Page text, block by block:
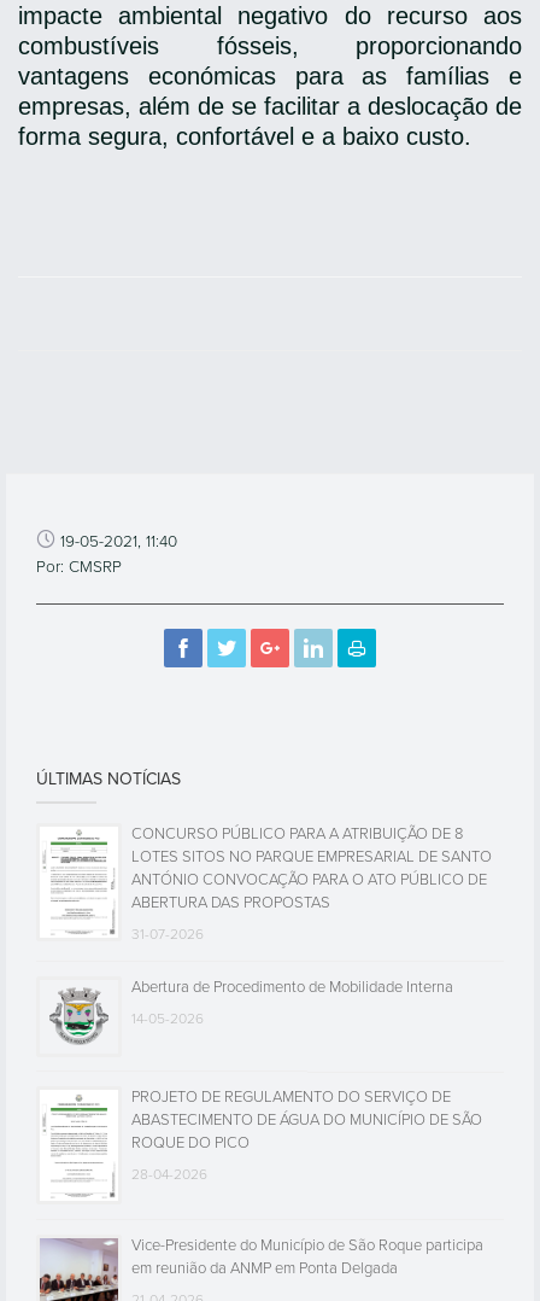
impacte ambiental negativo do recurso aos
combustíveis fósseis, proporcionando
vantagens económicas para as famílias e
empresas, além de se facilitar a deslocação de
forma segura, confortável e a baixo custo.
19-05-2021, 11:40
Por: CMSRP
ÚLTIMAS NOTÍCIAS
CONCURSO PÚBLICO PARA A ATRIBUIÇÃO DE 8
LOTES SITOS NO PARQUE EMPRESARIAL DE SANTO
ANTÓNIO CONVOCAÇÃO PARA O ATO PÚBLICO DE
ABERTURA DAS PROPOSTAS
31-07-2026
Abertura de Procedimento de Mobilidade Interna
14-05-2026
PROJETO DE REGULAMENTO DO SERVIÇO DE
ABASTECIMENTO DE ÁGUA DO MUNICÍPIO DE SÃO
ROQUE DO PICO
28-04-2026
Vice-Presidente do Município de São Roque participa
em reunião da ANMP em Ponta Delgada